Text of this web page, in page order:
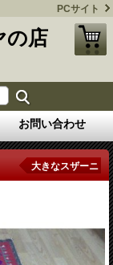
PCサイト
の店
お問い合わせ
大きなスザーニ